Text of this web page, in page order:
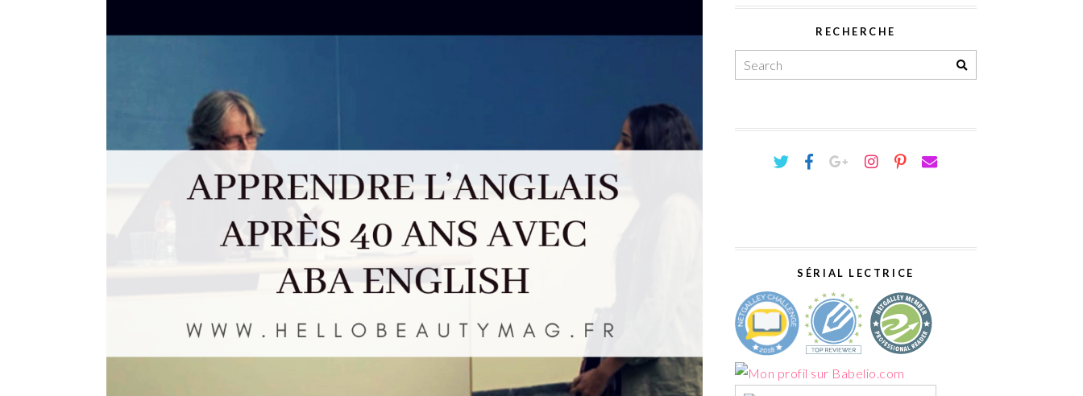
RECHERCHE
SÉRIAL LECTRICE